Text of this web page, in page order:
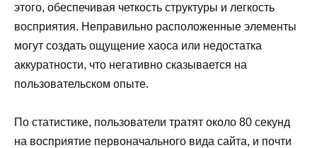
этого, обеспечивая четкость структуры и легкость
восприятия. Неправильно расположенные элементы
могут создать ощущение хаоса или недостатка
аккуратности, что негативно сказывается на
пользовательском опыте.
По статистике, пользователи тратят около 80 секунд
на восприятие первоначального вида сайта, и почти